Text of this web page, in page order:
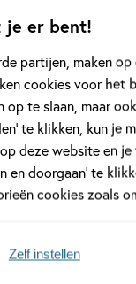
je er bent!
partijen, maken
cookies voor het
op te slaan, maar
te klikken, kun je
deze website en
en doorgaan’ te
cookies zoals
Zelf instellen
er te horen en
of anders verlopen.
Als iedereen
naar financiers
planning van de
is er een strak